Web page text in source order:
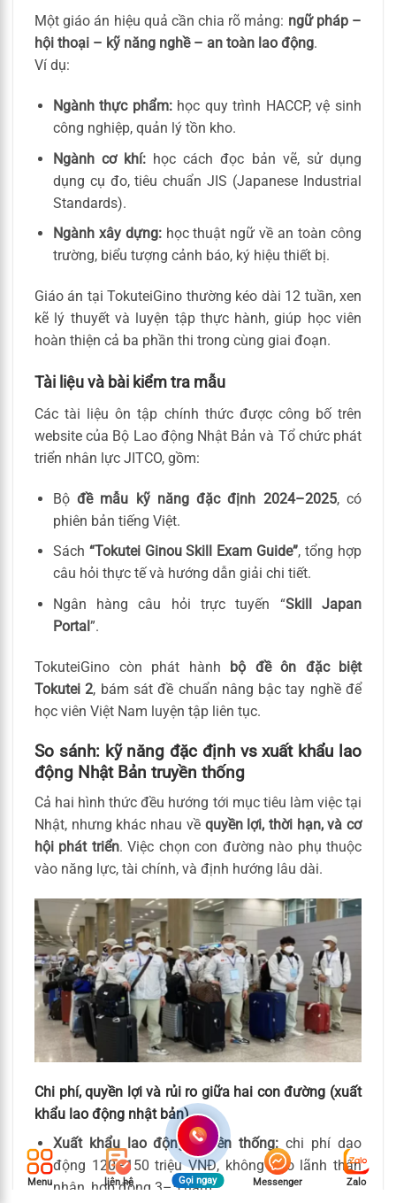
Một giáo án hiệu quả cần chia rõ mảng: ngữ pháp –
hội thoại – kỹ năng nghề – an toàn lao động.
Ví dụ:
Ngành thực phẩm:học quy trình HACCP, vệ sinh
công nghiệp, quản lý tồn kho.
Ngành cơ khí: học cách đọc bản vẽ, sử dụng
dụng cụ đo, tiêu chuẩn JIS (Japanese Industrial
Standards).
Ngành xây dựng:học thuật ngữ về an toàn công
trường, biểu tượng cảnh báo, ký hiệu thiết bị.
Giáo án tại TokuteiGino thường kéo dài 12 tuần, xen
kẽ lý thuyết và luyện tập thực hành, giúp học viên
hoàn thiện cả ba phần thi trong cùng giai đoạn.
Tài liệu và bài kiểm tra mẫu
Các tài liệu ôn tập chính thức được công bố trên
website của Bộ Lao động Nhật Bản và Tổ chức phát
triển nhân lực JITCO, gồm:
Bộđề mẫu kỹ năng đặc định 2024–2025, có
phiên bản tiếng Việt.
Sách “Tokutei Ginou Skill Exam Guide”, tổng hợp
câu hỏi thực tế và hướng dẫn giải chi tiết.
Ngân hàng câu hỏi trực tuyến “Skill Japan
Portal”.
TokuteiGino còn phát hành bộ đề ôn đặc biệt
Tokutei 2, bám sát đề chuẩn nâng bậc tay nghề để
học viên Việt Nam luyện tập liên tục.
So sánh: kỹ năng đặc định vs xuất khẩu lao
động Nhật Bản truyền thống
Cả hai hình thức đều hướng tới mục tiêu làm việc tại
Nhật, nhưng khác nhau về quyền lợi, thời hạn, và cơ
hội phát triển. Việc chọn con đường nào phụ thuộc
vào năng lực, tài chính, và định hướng lâu dài.
Chi phí, quyền lợi và rủi ro giữa hai con đường (xuất
khẩu lao động nhật bản)
Xuất khẩu lao động truyền thống: chi phí dao
động 120–150 triệu VNĐ, không bảo lãnh thân
nhân, hợp đồng 3–5 năm.
Menu liên hệ Gọi ngay Messenger Zalo